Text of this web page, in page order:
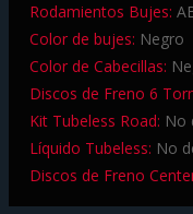
Rodamientos Bujes:
Color de bujes: Negro
Color de Cabecillas:
Discos de Freno 6
Kit Tubeless Road: No
Líquido Tubeless: No
Discos de Freno